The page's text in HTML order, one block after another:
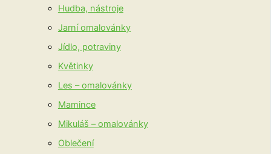
Hudba, nástroje
Jarní omalovánky
Jídlo, potraviny
Květinky
Les – omalovánky
Mamince
Mikuláš – omalovánky
Oblečení